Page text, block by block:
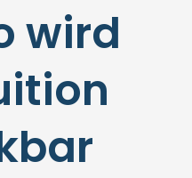
wird